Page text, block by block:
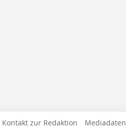
Kontakt zur Redaktion Mediadaten